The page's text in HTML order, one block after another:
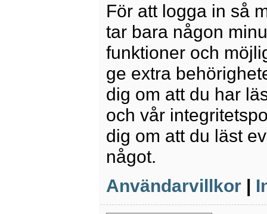
För att logga in så
tar bara någon
funktioner och
ge extra
dig om att du har
och vår
dig om att du läst
något.
Användarvillkor |